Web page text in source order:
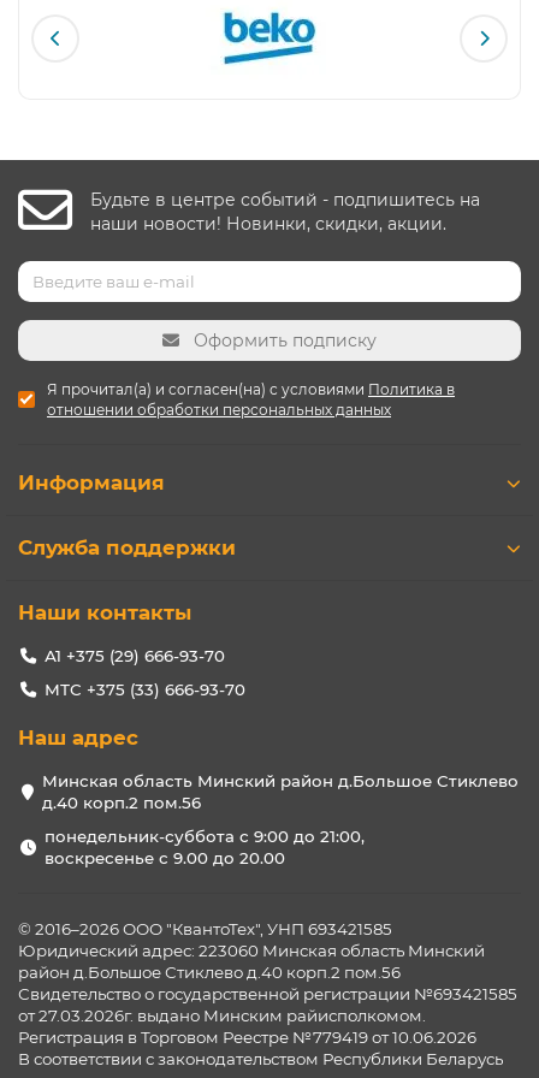
Будьте в центре событий - подпишитесь на
наши новости! Новинки, скидки, акции.
Оформить подписку
Я прочитал(а) и согласен(на) с условиями Политика в
отношении обработки персональных данных
Информация
Служба поддержки
Наши контакты
А1 +375 (29) 666-93-70
МТС +375 (33) 666-93-70
Наш адрес
Минская область Минский район д.Большое Стиклево
д.40 корп.2 пом.56
понедельник-суббота с 9:00 до 21:00,
воскресенье с 9.00 до 20.00
© 2016–2026 ООО "КвантоТех", УНП 693421585
Юридический адрес: 223060 Минская область Минский
район д.Большое Стиклево д.40 корп.2 пом.56
Свидетельство о государственной регистрации №693421585
от 27.03.2026г. выдано Минским райисполкомом.
Регистрация в Торговом Реестре №779419 от 10.06.2026
В соответствии с законодательством Республики Беларусь